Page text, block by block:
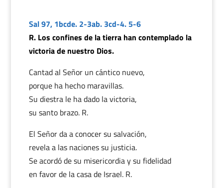
Sal 97, 1bcde. 2-3ab. 3cd-4. 5-6
R. Los confines de la tierra han contemplado la
victoria de nuestro Dios.
Cantad al Señor un cántico nuevo,
porque ha hecho maravillas.
Su diestra le ha dado la victoria,
su santo brazo. R.
El Señor da a conocer su salvación,
revela a las naciones su justicia.
Se acordó de su misericordia y su fidelidad
en favor de la casa de Israel. R.